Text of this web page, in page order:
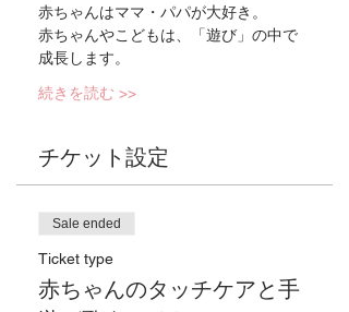
赤ちゃんはママ・パパが大好き。
赤ちゃんやこどもは、「遊び」の中で
成長します。
続きを読む >>
チケット設定
Sale ended
Ticket type
赤ちゃんのタッチケアと手